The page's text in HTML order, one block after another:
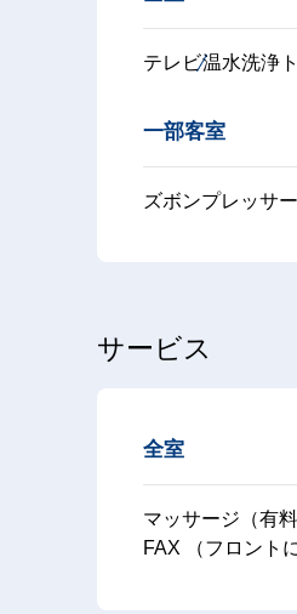
テレビ温水洗浄
一部客室
ズボンプレッサ
サービス
全室
マッサージ（有
FAX （フロント